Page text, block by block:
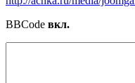
BBCode вкл.